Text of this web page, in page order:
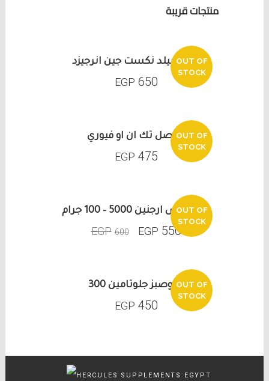
منتجات قريبة
OUT OF
STOCK
امينو بيلد نكست جين انرجيزد
EGP 650
OUT OF
STOCK
ماصل تك ان او فيوري
EGP 475
SALE
OUT OF
STOCK
اولماكس ارجنين 5000 – 100 جرام
EGP 600 EGP 550
OUT OF
STOCK
بروصبز جلوتامين 300
EGP 450